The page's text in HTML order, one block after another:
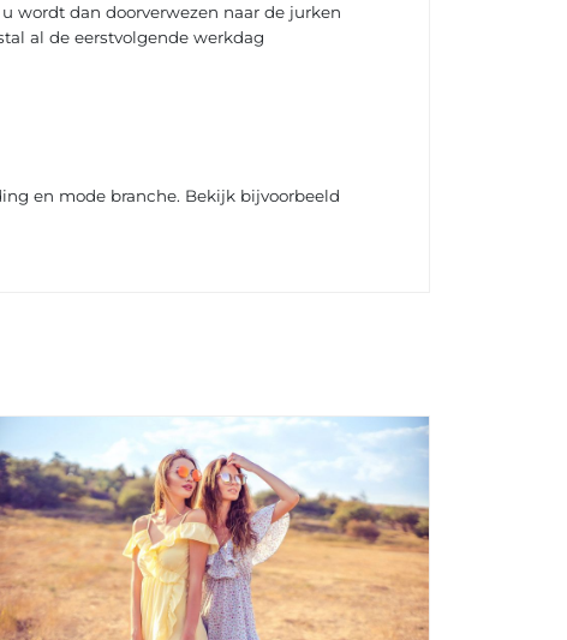
wordt dan doorverwezen naar de jurken
al de eerstvolgende werkdag
en mode branche. Bekijk bijvoorbeeld